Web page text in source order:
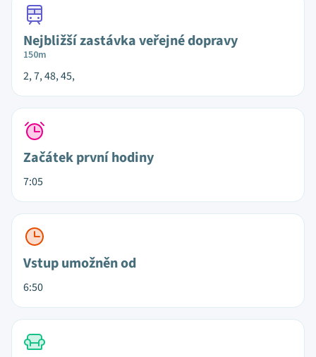
Nejbližší zastávka veřejné dopravy
150m
2, 7, 48, 45,
Začátek první hodiny
7:05
Vstup umožněn od
6:50